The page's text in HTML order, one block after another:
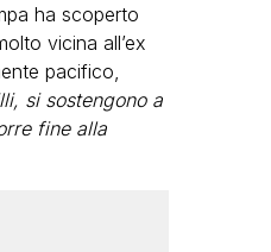
ha scoperto
vicina all’ex
pacifico,
si sostengono a
fine alla